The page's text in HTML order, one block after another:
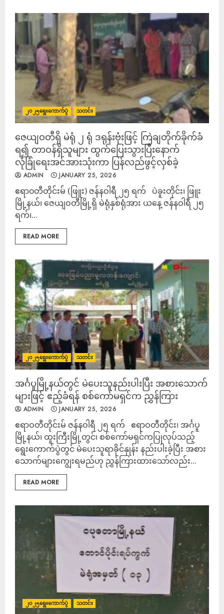
၂၀၂၅ရွေးကောက်ပွဲ သတင်း
ဇေယျဝတီရှိ မဲရုံ ၂ ရုံ ဒရုန်းဗုံးဖြင့် ကြဲချတိုက်ခိုက်ခံ
ရ၍ တာဝန်ရှိသူများ ထွက်ပြေးသွားပြီးနောက်
လုံခြုံရေးအင်အားသုံးကာ ပြန်လည်ဖွင့်လှစ်ခဲ့
ADMIN JANUARY 25, 2026
ဧရာ၀တီတိုင်းမ် (ဖြူး) ဇန်နဝါရီ ၂၅ ရက် ပဲခူးတိုင်း၊ ဖြူး
မြို့နယ်၊ ဇေယျဝတီမြို့ရှိ မဲရုံနှစ်ရုံအား ယနေ့ ဇန်နဝါရီ ၂၅
ရက်၊...
READ MORE
၂၀၂၅ရွေးကောက်ပွဲ သတင်း
အင်္ဂပူမြို့နယ်တွင် မဲပေးသူနည်းပါးပြီး အစားသောက်
များ‌ဖြင့် ဧည့်ခံရန် စစ်ကော်မရှင်က ညွှန်ကြား
ADMIN JANUARY 25, 2026
ဧရာဝတီတိုင်းမ် ဇန်နဝါရီ ၂၅ ရက် ဧရာဝတီတိုင်း၊ အင်္ဂပူ
မြို့နယ်၊ ထူးကြီးမြို့တွင်၊ စစ်ကော်မရှင်ကပြုလုပ်သည့်
ရွေးကောက်ပွဲတွင် မဲပေးသူရာခိုင်နှုန်း နည်းပါးခဲ့ပြီး အစား
သောက်များကျွေးရမည်ဟု ညွှန်ကြားထားသော်လည်း...
READ MORE
၂၀၂၅ရွေးကောက်ပွဲ သတင်း